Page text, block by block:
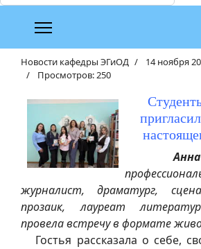
Новости кафедры ЭГиОД
14 ноября
Просмотров: 250
журналист, драматург,
прозаик, лауреат
провела встречу в формате
Гостья рассказала о себе,